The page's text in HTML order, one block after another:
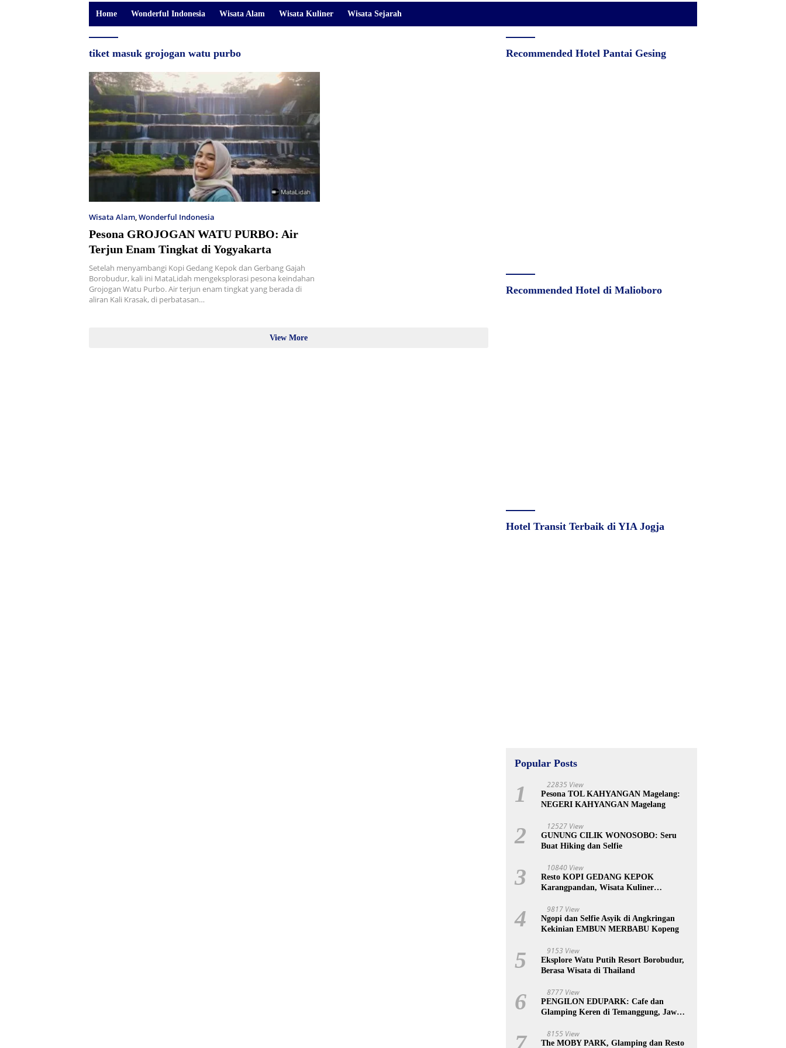
Home Wonderful Indonesia Wisata Alam Wisata Kuliner Wisata Sejarah
tiket masuk grojogan watu purbo
Wisata Alam,Wonderful Indonesia
Pesona GROJOGAN WATU PURBO: Air
Terjun Enam Tingkat di Yogyakarta
Setelah menyambangi Kopi Gedang Kepok dan Gerbang Gajah
Borobudur, kali ini MataLidah mengeksplorasi pesona keindahan
Grojogan Watu Purbo. Air terjun enam tingkat yang berada di
aliran Kali Krasak, di perbatasan…
View More
Recommended Hotel Pantai Gesing
Recommended Hotel di Malioboro
Hotel Transit Terbaik di YIA Jogja
Popular Posts
1 22835 View
Pesona TOL KAHYANGAN Magelang:
NEGERI KAHYANGAN Magelang
2 12527 View
GUNUNG CILIK WONOSOBO: Seru
Buat Hiking dan Selfie
3 10840 View
Resto KOPI GEDANG KEPOK
Karangpandan, Wisata Kuliner
4 9817 View
Ngopi dan Selfie Asyik di Angkringan
Kekinian EMBUN MERBABU Kopeng
5 9153 View
Eksplore Watu Putih Resort Borobudur,
Berasa Wisata di Thailand
6 8777 View
PENGILON EDUPARK: Cafe dan
Glamping Keren di Temanggung, Jawa
8155 View
The MOBY PARK, Glamping dan Resto